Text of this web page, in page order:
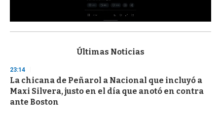
s
d
s
o
f
3
Últimas Noticias
23:14
La chicana de Peñarol a Nacional que incluyó a
Maxi Silvera, justo en el día que anotó en contra
ante Boston